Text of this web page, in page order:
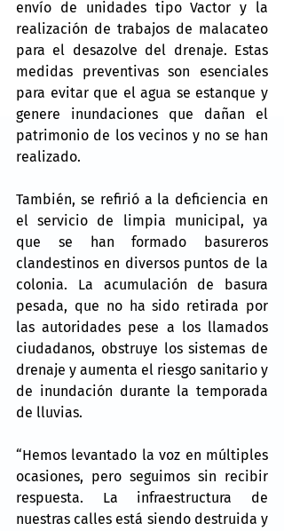
envío de unidades tipo Vactor y la
realización de trabajos de malacateo
para el desazolve del drenaje. Estas
medidas preventivas son esenciales
para evitar que el agua se estanque y
genere inundaciones que dañan el
patrimonio de los vecinos y no se han
realizado.
También, se refirió a la deficiencia en
el servicio de limpia municipal, ya
que se han formado basureros
clandestinos en diversos puntos de la
colonia. La acumulación de basura
pesada, que no ha sido retirada por
las autoridades pese a los llamados
ciudadanos, obstruye los sistemas de
drenaje y aumenta el riesgo sanitario y
de inundación durante la temporada
de lluvias.
“Hemos levantado la voz en múltiples
ocasiones, pero seguimos sin recibir
respuesta. La infraestructura de
nuestras calles está siendo destruida y